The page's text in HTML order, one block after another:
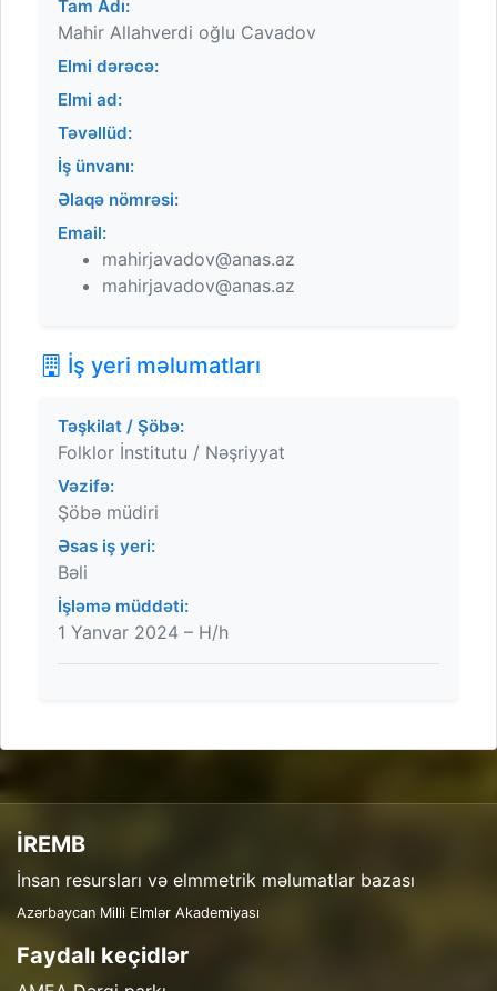
Tam Adı:
Mahir Allahverdi oğlu Cavadov
Elmi dərəcə:
Elmi ad:
Təvəllüd:
İş ünvanı:
Əlaqə nömrəsi:
Email:
mahirjavadov@anas.az
mahirjavadov@anas.az
İş yeri məlumatları
Təşkilat / Şöbə:
Folklor İnstitutu / Nəşriyyat
Vəzifə:
Şöbə müdiri
Əsas iş yeri:
Bəli
İşləmə müddəti:
1 Yanvar 2024 – H/h
İREMB
İnsan resursları və elmmetrik məlumatlar bazası
Azərbaycan Milli Elmlər Akademiyası
Faydalı keçidlər